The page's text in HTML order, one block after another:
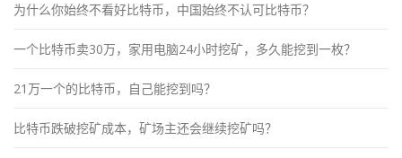
为什么你始终不看好比特币，中国始终不认可比特币？
一个比特币卖30万，家用电脑24小时挖矿，多久能挖到一枚？
21万一个的比特币，自己能挖到吗？
比特币跌破挖矿成本，矿场主还会继续挖矿吗？